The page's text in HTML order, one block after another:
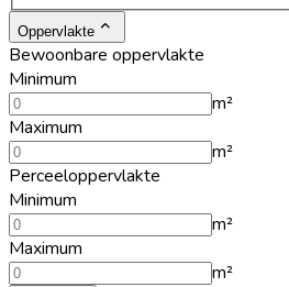
Oppervlakte
Bewoonbare oppervlakte
Minimum
m²
Maximum
m²
Perceeloppervlakte
Minimum
m²
Maximum
m²